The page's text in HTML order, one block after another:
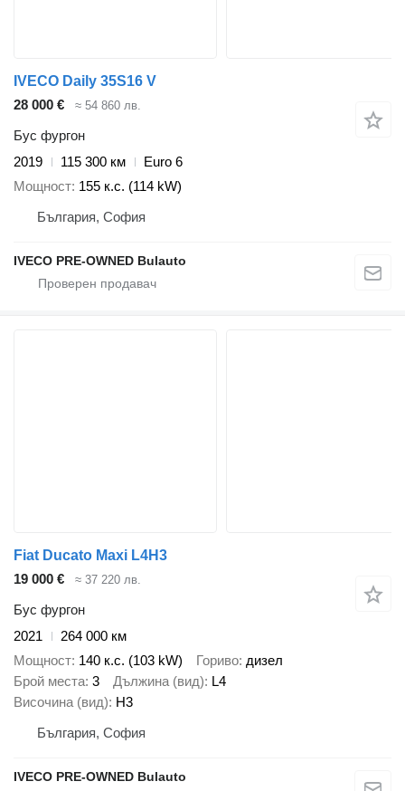
IVECO Daily 35S16 V
28 000 €
≈ 54 860 лв.
Бус фургон
2019
115 300 км
Euro 6
Мощност 155 к.с. (114 kW)
България, София
IVECO PRE-OWNED Bulauto
Fiat Ducato Maxi L4H3
19 000 €
≈ 37 220 лв.
Бус фургон
2021
264 000 км
Мощност 140 к.с. (103 kW) Гориво дизел
Брой места 3 Дължина (вид) L4
Височина (вид) H3
България, София
IVECO PRE-OWNED Bulauto